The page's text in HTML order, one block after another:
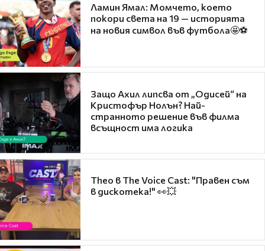
Ламин Ямал: Момчето, което
покори света на 19 — историята
на новия символ във футбола🤩⚽
Защо Ахил липсва от „Одисей“ на
Кристофър Нолън? Най-
странното решение във филма
всъщност има логика
Theo в The Voice Cast: "Правен съм
в дискотека!" 👀💥